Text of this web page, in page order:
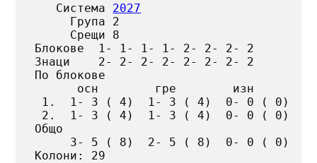
   Система
2027
     Група 2
     Срещи 8
Блокове  1- 1- 1- 1- 2- 2- 2- 2
Знаци    2- 2- 2- 2- 2- 2- 2- 2
По блокове
      осн        гре        изн
1.  1- 3 ( 4)  1- 3 ( 4)  0- 0 ( 0)
2.  1- 3 ( 4)  1- 3 ( 4)  0- 0 ( 0)
Общо
     3- 5 ( 8)  2- 5 ( 8)  0- 0 ( 0)
Колони: 29